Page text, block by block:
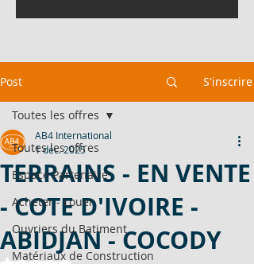
Post S'inscrire
Toutes les offres
Espace Partenaire
Acheter - Louer
Ouvriers du Batiment
Matériaux de Construction
Toutes les offres
TERRAINS - EN VENTE
- COTE D'IVOIRE -
ABIDJAN - COCODY
AB4 International
1 déc. 2025